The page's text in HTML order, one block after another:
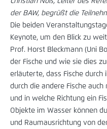
der BAW, begrüßt die
Die beiden
Keynote, um den Blick zu
Prof. Horst Bleckmann (Uni
der Fische und wie sie dies
erläuterte, dass Fische
durch die andere Fische
und in welche Richtung ein
Objekte im Wasser können
und Raumausrichtung von